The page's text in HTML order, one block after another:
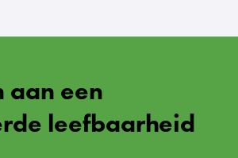
aan een
leefbaarheid